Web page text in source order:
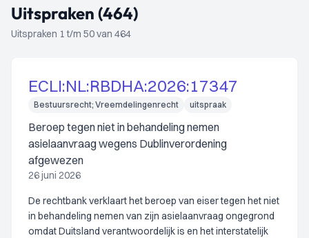
Uitspraken (464)
Uitspraken 1 t/m 50 van 464
ECLI:NL:RBDHA:2026:17347
Bestuursrecht; Vreemdelingenrecht uitspraak
Beroep tegen niet in behandeling nemen
asielaanvraag wegens Dublinverordening
afgewezen
26 juni 2026
De rechtbank verklaart het beroep van eiser tegen het niet
in behandeling nemen van zijn asielaanvraag ongegrond
omdat Duitsland verantwoordelijk is en het interstatelijk